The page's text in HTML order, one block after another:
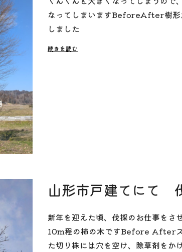
なってしまいますBeforeAfter樹形
しました
続きを読む
山形市戸建てにて
新年を迎えた頃、伐採のお仕事をさ
10m程の柿の木ですBefore After
た切り株には穴を空け、除草剤をか